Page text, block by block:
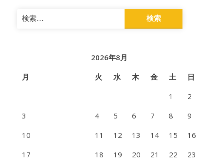
検
索:
2026年8月
月
火 水 木 金 土
日
1
2
3
4 5 6 7 8
9
10
11 12 13 14 15
16
17
18 19 20 21 22
23